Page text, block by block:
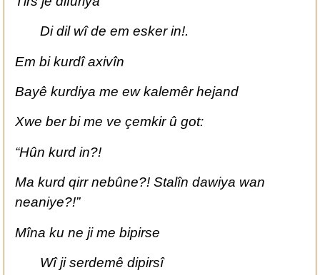
Di dil wî de em esker in!.
Em bi kurdî axivîn
Bayê kurdiya me ew kalemêr hejand
Xwe ber bi me ve çemkir û got:
“Hûn kurd in?!
Ma kurd qirr nebûne?! Stalîn dawiya wan
neaniye?!”
Mîna ku ne ji me bipirse
Wî ji serdemê dipirsî